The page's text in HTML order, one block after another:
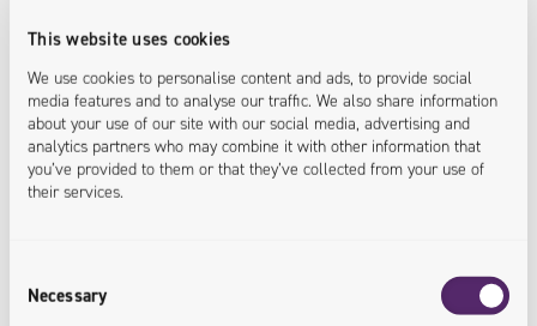
This website uses cookies
We use cookies to personalise content and ads, to provide social
media features and to analyse our traffic. We also share information
about your use of our site with our social media, advertising and
analytics partners who may combine it with other information that
you’ve provided to them or that they’ve collected from your use of
their services.
Selection
Necessary
Czy warto przeprowadzać analizę
TCO przed migracją?
Co by nie mówić, przejście do chmury jest decyzją
strategiczną, ukierunkowaną na rozwój działalności. Nie
określić koszt początkowej migracji
– a nie po to, by